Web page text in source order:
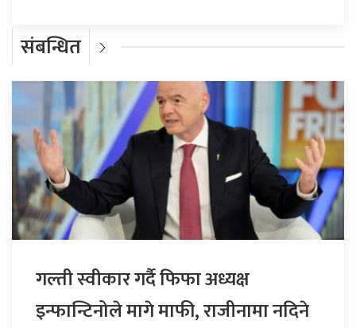
संबन्धित
गल्ती स्वीकार गर्दै फिफा अध्यक्ष
इन्फान्टिनोले मागे माफी, राजीनामा नदिने